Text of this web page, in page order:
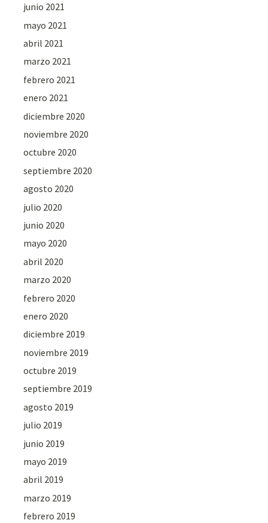
junio 2021
mayo 2021
abril 2021
marzo 2021
febrero 2021
enero 2021
diciembre 2020
noviembre 2020
octubre 2020
septiembre 2020
agosto 2020
julio 2020
junio 2020
mayo 2020
abril 2020
marzo 2020
febrero 2020
enero 2020
diciembre 2019
noviembre 2019
octubre 2019
septiembre 2019
agosto 2019
julio 2019
junio 2019
mayo 2019
abril 2019
marzo 2019
febrero 2019